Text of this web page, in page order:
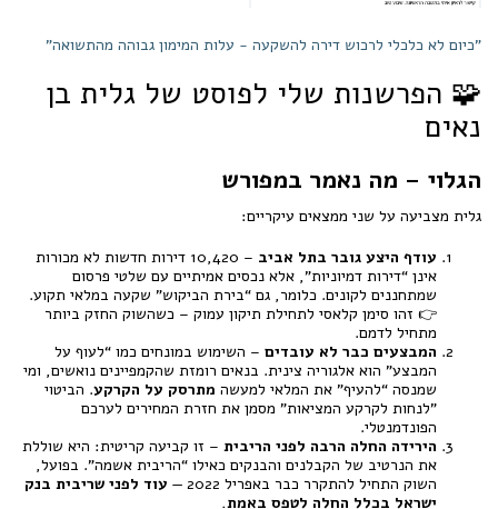
"כיום לא כלכלי לרכוש דירה להשקעה - עלות המימון גבוהה מהתשואה"
🧩 הפרשנות שלי לפוסט של גלית בן
נאים
הגלוי – מה נאמר במפורש
גלית מצביעה על שני ממצאים עיקריים:
עודף היצע גובר בתל אביב
– 10,420 דירות חדשות לא מכורות
אינן “דירות דמיוניות”, אלא נכסים אמיתיים עם שלטי פרסום
שמתחננים לקונים. כלומר, גם “בירת הביקוש” שקעה במלאי תקוע.
👉 זהו סימן קלאסי לתחילת תיקון עמוק – כשהשוק החזק ביותר
מתחיל לדמם.
המבצעים כבר לא עובדים – השימוש במונחים כמו “לעוף על
המבצע” הוא אלגוריה צינית. בנאים רומזת שהקמפיינים נואשים, ומי
שמנסה “להעיף” את המלאי למעשה מתרסק על הקרקע. הביטוי
"לנחות לקרקע המציאות" מסמן את חזרת המחירים לערכם
הפונדמנטלי.
הירידה החלה הרבה לפני הריבית – זו קביעה קריטית: היא שוללת
את הנרטיב של הקבלנים והבנקים כאילו “הריבית אשמה”. בפועל,
השוק התחיל להתקרר כבר באפריל 2022 —
עוד לפני שריבית בנק
ישראל בכלל החלה לטפס באמת.